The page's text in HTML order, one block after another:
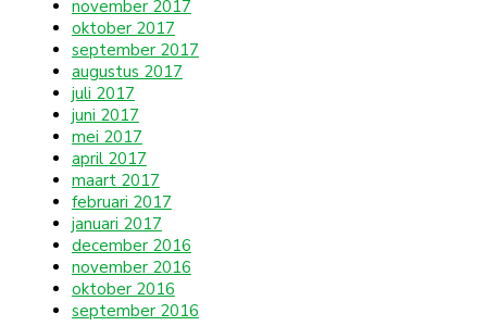
november 2017
oktober 2017
september 2017
augustus 2017
juli 2017
juni 2017
mei 2017
april 2017
maart 2017
februari 2017
januari 2017
december 2016
november 2016
oktober 2016
september 2016